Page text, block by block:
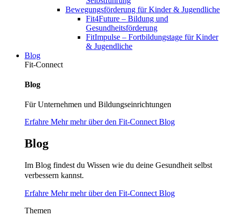
Bewegungsförderung für Kinder & Jugendliche
Fit4Future – Bildung und
Gesundheitsförderung
FitImpulse – Fortbildungstage für Kinder
& Jugendliche
Blog
Fit-Connect
Blog
Für Unternehmen und Bildungseinrichtungen
Erfahre Mehr mehr über den Fit-Connect Blog
Blog
Im Blog findest du Wissen wie du deine Gesundheit selbst
verbessern kannst.
Erfahre Mehr mehr über den Fit-Connect Blog
Themen